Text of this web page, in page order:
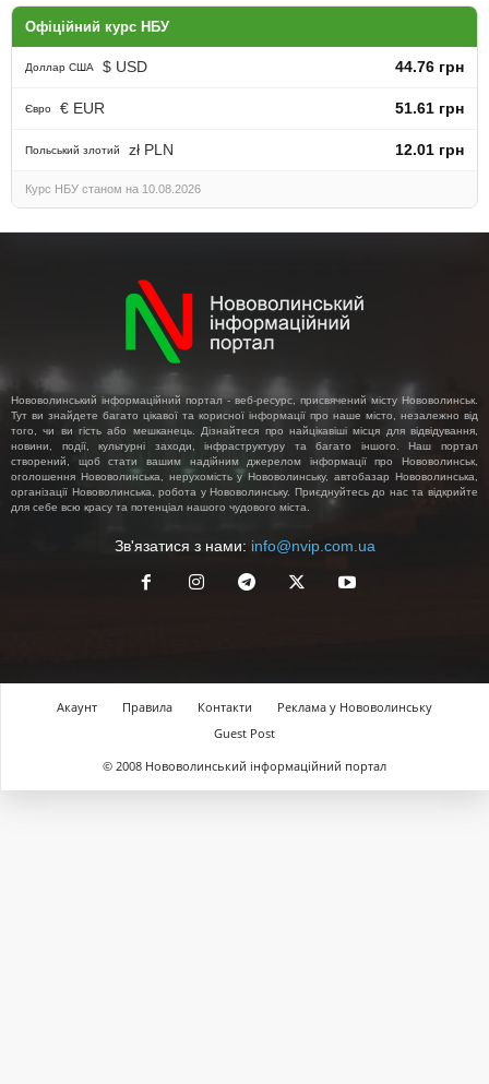
Офіційний курс НБУ
Доллар США $ USD 44.76 грн
Євро € EUR 51.61 грн
Польський злотий zł PLN 12.01 грн
Курс НБУ станом на 10.08.2026
Нововолинський інформаційний портал - веб-ресурс, присвячений місту Нововолинськ.
Тут ви знайдете багато цікавої та корисної інформації про наше місто, незалежно від
того, чи ви гість або мешканець. Дізнайтеся про найцікавіші місця для відвідування,
новини, події, культурні заходи, інфраструктуру та багато іншого. Наш портал
створений, щоб стати вашим надійним джерелом інформації про Нововолинськ,
оголошення Нововолинська, нерухомість у Нововолинську, автобазар Нововолинська,
організації Нововолинська, робота у Нововолинську. Приєднуйтесь до нас та відкрийте
для себе всю красу та потенціал нашого чудового міста.
Зв'язатися з нами: info@nvip.com.ua
Акаунт Правила Контакти
Реклама у Нововолинську
Guest Post
© 2008 Нововолинський інформаційний портал